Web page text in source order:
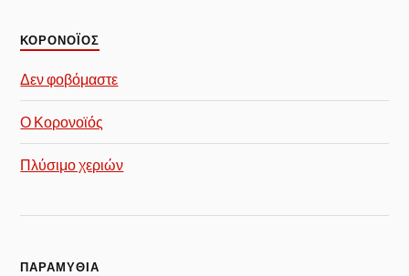
ΚΟΡΟΝΟΪΟΣ
Δεν φοβόμαστε
Ο Κορονοϊός
Πλύσιμο χεριών
ΠΑΡΑΜΥΘΙΑ